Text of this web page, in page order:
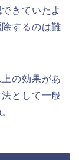
きていたよ
するのは難
の効果があ
として一般